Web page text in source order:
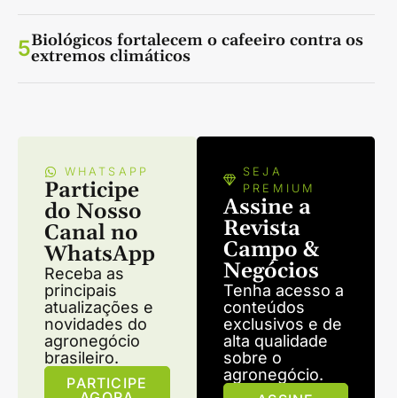
5Biológicos fortalecem o cafeeiro contra os
extremos climáticos
WHATSAPP
Participe
do Nosso
Canal no
WhatsApp
Receba as
principais
atualizações e
novidades do
agronegócio
brasileiro.
PARTICIPE
SEJA
PREMIUM
Assine a
Revista
Campo &
Negócios
Tenha acesso a
conteúdos
exclusivos e de
alta qualidade
sobre o
agronegócio.